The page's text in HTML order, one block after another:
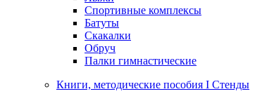
Спортивные комплексы
Батуты
Скакалки
Обруч
Палки гимнастические
Книги, методические пособия I Стенды